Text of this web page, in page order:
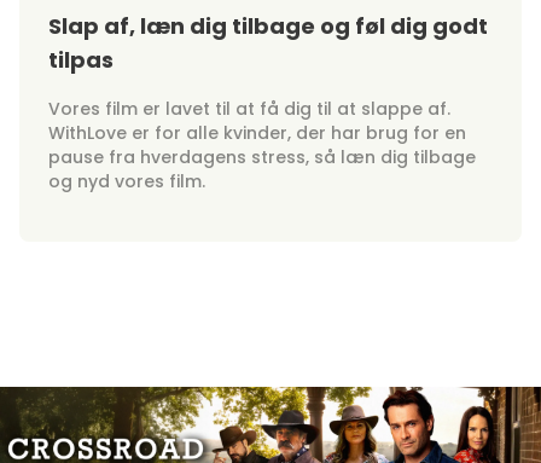
Slap af, læn dig tilbage og føl dig godt
tilpas
Vores film er lavet til at få dig til at slappe af.
WithLove er for alle kvinder, der har brug for en
pause fra hverdagens stress, så læn dig tilbage
og nyd vores film.